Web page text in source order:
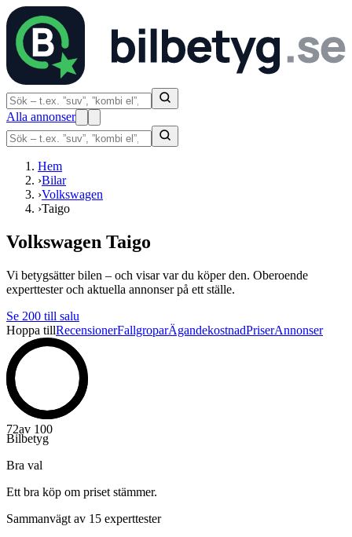
Alla annonser
Hem
›Bilar
›Volkswagen
›Taigo
Volkswagen Taigo
Vi betygsätter bilen – och visar var du köper den. Oberoende
experttester och aktuella annonser på ett ställe.
Se 200 till salu
Hoppa tillRecensionerFallgroparÄgandekostnadPriserAnnonser
72av 100
Bilbetyg
Bra val
Ett bra köp om priset stämmer.
Sammanvägt av 15 experttester